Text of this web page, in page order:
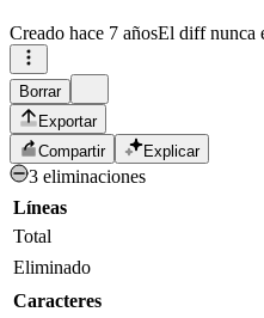
Creado hace 7 añosEl diff nunca
Borrar
Exportar
Compartir
Explicar
3 eliminaciones
Líneas
Total
Eliminado
Caracteres